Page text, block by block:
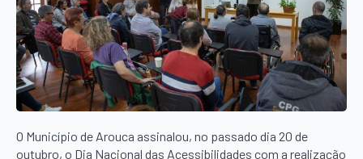
O Município de Arouca assinalou, no passado dia 20 de
outubro, o Dia Nacional das Acessibilidades com a realização